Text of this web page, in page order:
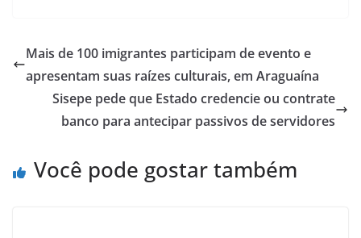
Mais de 100 imigrantes participam de evento e
apresentam suas raízes culturais, em Araguaína
Sisepe pede que Estado credencie ou contrate
banco para antecipar passivos de servidores
Você pode gostar também